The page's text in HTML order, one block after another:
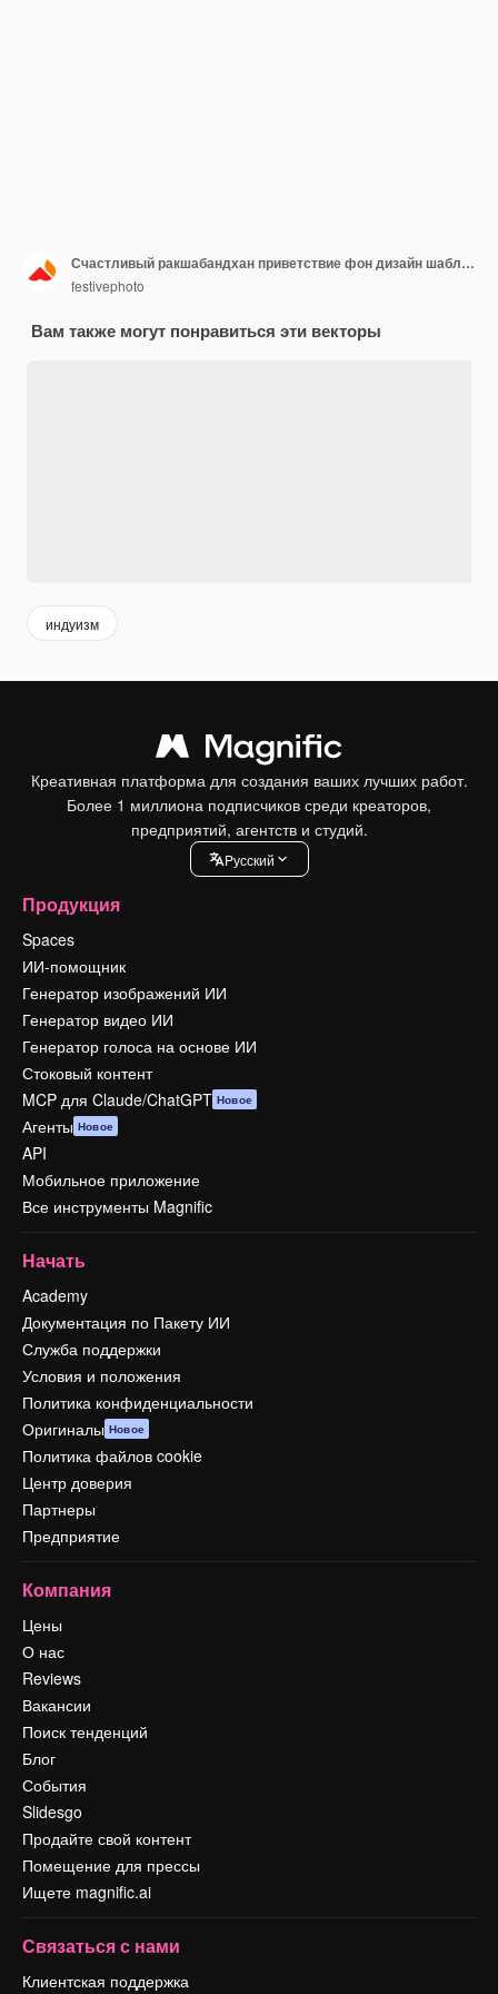
Счастливый ракшабандхан приветствие фон дизайн шаблона
festivephoto
Вам также могут понравиться эти векторы
индуизм
Креативная платформа для создания ваших лучших работ.
Более 1 миллиона подписчиков среди креаторов,
предприятий, агентств и студий.
Pусский
Продукция
Spaces
ИИ-помощник
Генератор изображений ИИ
Генератор видео ИИ
Генератор голоса на основе ИИ
Стоковый контент
MCP для Claude/ChatGPT Новое
Агенты Новое
API
Мобильное приложение
Все инструменты Magnific
Начать
Academy
Документация по Пакету ИИ
Служба поддержки
Условия и положения
Политика конфиденциальности
Оригиналы Новое
Политика файлов cookie
Центр доверия
Партнеры
Предприятие
Компания
Цены
О нас
Reviews
Вакансии
Поиск тенденций
Блог
События
Slidesgo
Продайте свой контент
Помещение для прессы
Ищете magnific.ai
Связаться с нами
Клиентская поддержка